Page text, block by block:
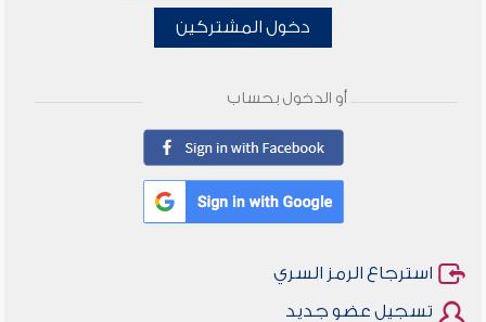
دخول المشتركين
أو الدخول بحساب
استرجاع الرمز السري
تسجيل عضو جديد